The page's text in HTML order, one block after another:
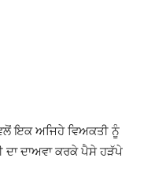
ਇਕ ਅਜਿਹੇ ਵਿਅਕਤੀ ਨੂੰ
ਦਾ ਦਾਅਵਾ ਕਰਕੇ ਪੈਸੇ ਹੜੱਪੇ